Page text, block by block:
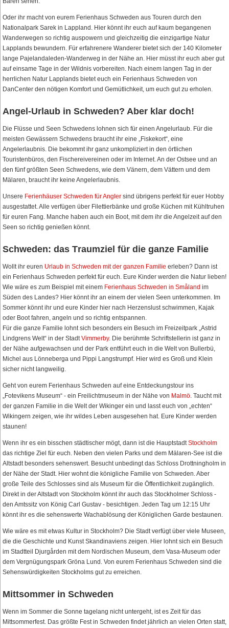
Oder ihr macht von eurem Ferienhaus Schweden aus Touren durch den
Nationalpark Sarek in Lappland. Hier könnt ihr euch auf kaum begangenen
Wanderwegen so richtig auspowern und gleichzeitig die einzigartige Natur
Lapplands bewundern. Für erfahrenere Wanderer bietet sich der 140 Kilometer
lange Pajelandaleden-Wanderweg in der Nähe an. Hier müsst ihr euch aber gut
auf einsame Tage in der Wildnis vorbereiten. Nach einem langen Tag in der
herrlichen Natur Lapplands bietet euch ein Ferienhaus Schweden von
DanCenter den nötigen Komfort und Gemütlichkeit, um euch gut zu erholen.
Angel-Urlaub in Schweden? Aber klar doch!
Die Flüsse und Seen Schwedens lohnen sich für einen Angelurlaub. Für die
meisten Gewässern Schwedens braucht ihr eine „Fiskekort“, eine
Angelerlaubnis. Die bekommt ihr ganz unkompliziert in den örtlichen
Touristenbüros, den Fischereivereinen oder im Internet. An der Ostsee und an
den fünf größten Seen Schwedens, wie dem Vänern, dem Vättern und dem
Mälaren, braucht ihr keine Angelerlaubnis.
Unsere Ferienhäuser Schweden für Angler sind übrigens perfekt für euer Hobby
ausgestattet. Alle verfügen über Filettierbänke und große Küchen mit Kühltruhen
für euren Fang. Manche haben auch ein Boot, mit dem ihr die Angelzeit auf den
Seen so richtig genießen könnt.
Schweden: das Traumziel für die ganze Familie
Wollt ihr euren Urlaub in Schweden mit der ganzen Familie erleben? Dann ist
ein Ferienhaus Schweden perfekt für euch. Eure Kinder werden die Natur lieben!
Wie wäre es zum Beispiel mit einem Ferienhaus Schweden in Småland im
Süden des Landes? Hier könnt ihr an einem der vielen Seen unterkommen. Im
Sommer könnt ihr und eure Kinder hier nach Herzenslust schwimmen, Kajak
oder Boot fahren, angeln und so richtig entspannen.
Für die ganze Familie lohnt sich besonders ein Besuch im Freizeitpark „Astrid
Lindgrens Welt“ in der StadtVimmerby. Die berühmte Schriftstellerin ist ganz in
der Nähe aufgewachsen und der Park entführt euch in die Welt von Bullerbü,
Michel aus Lönneberga und Pippi Langstrumpf. Hier wird es Groß und Klein
sicher nicht langweilig.
Geht von eurem Ferienhaus Schweden auf eine Entdeckungstour ins
„Fotevikens Museum“ - ein Freilichtmuseum in der Nähe von Malmö. Taucht mit
der ganzen Familie in die Welt der Wikinger ein und lasst euch von „echten“
Wikingern zeigen, wie ihr wildes Leben ausgesehen hat. Eure Kinder werden
staunen!
Wenn ihr es ein bisschen städtischer mögt, dann ist die HauptstadtStockholm
das richtige Ziel für euch. Neben den vielen Parks und dem Mälaren-See ist die
Altstadt besonders sehenswert. Besucht unbedingt das Schloss Drottningholm in
der Nähe der Stadt. Hier wohnt die königliche Familie von Schweden. Aber
große Teile des Schlosses sind als Museum für die Öffentlichkeit zugänglich.
Direkt in der Altstadt von Stockholm könnt ihr auch das Stockholmer Schloss -
den Amtssitz von König Carl Gustav - besichtigen. Jeden Tag um 12:15 Uhr
könnt ihr es die sehenswerte Wachablösung der Königlichen Garde bestaunen.
Wie wäre es mit etwas Kultur in Stockholm? Die Stadt verfügt über viele Museen,
die die Geschichte und Kunst Skandinaviens zeigen. Hier lohnt sich ein Besuch
im Stadtteil Djurgården mit dem Nordischen Museum, dem Vasa-Museum oder
dem Vergnügungspark Gröna Lund. Von eurem Ferienhaus Schweden sind die
Sehenswürdigkeiten Stockholms gut zu erreichen.
Mittsommer in Schweden
Wenn im Sommer die Sonne tagelang nicht untergeht, ist es Zeit für das
Mittsommerfest. Das größte Fest in Schweden findet jährlich an vielen Orten statt,